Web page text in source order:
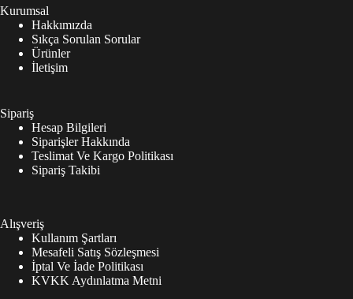
Kurumsal
Hakkımızda
Sıkça Sorulan Sorular
Ürünler
İletişim
Sipariş
Hesap Bilgileri
Siparişler Hakkında
Teslimat Ve Kargo Politikası
Sipariş Takibi
Alışveriş
Kullanım Şartları
Mesafeli Satış Sözleşmesi
İptal Ve İade Politikası
KVKK Aydınlatma Metni